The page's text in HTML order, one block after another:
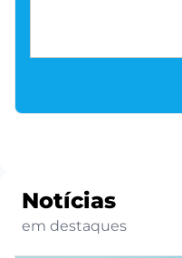
Notícias
em destaques